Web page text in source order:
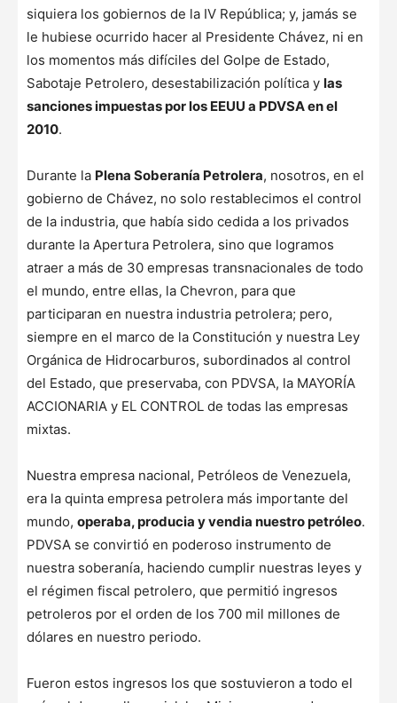
siquiera los gobiernos de la IV República; y, jamás se
le hubiese ocurrido hacer al Presidente Chávez, ni en
los momentos más difíciles del Golpe de Estado,
Sabotaje Petrolero, desestabilización política y las
sanciones impuestas por los EEUU a PDVSA en el
2010.
Durante la Plena Soberanía Petrolera, nosotros, en el
gobierno de Chávez, no solo restablecimos el control
de la industria, que había sido cedida a los privados
durante la Apertura Petrolera, sino que logramos
atraer a más de 30 empresas transnacionales de todo
el mundo, entre ellas, la Chevron, para que
participaran en nuestra industria petrolera; pero,
siempre en el marco de la Constitución y nuestra Ley
Orgánica de Hidrocarburos, subordinados al control
del Estado, que preservaba, con PDVSA, la MAYORÍA
ACCIONARIA y EL CONTROL de todas las empresas
mixtas.
Nuestra empresa nacional, Petróleos de Venezuela,
era la quinta empresa petrolera más importante del
mundo, operaba, producia y vendia nuestro petróleo.
PDVSA se convirtió en poderoso instrumento de
nuestra soberanía, haciendo cumplir nuestras leyes y
el régimen fiscal petrolero, que permitió ingresos
petroleros por el orden de los 700 mil millones de
dólares en nuestro periodo.
Fueron estos ingresos los que sostuvieron a todo el